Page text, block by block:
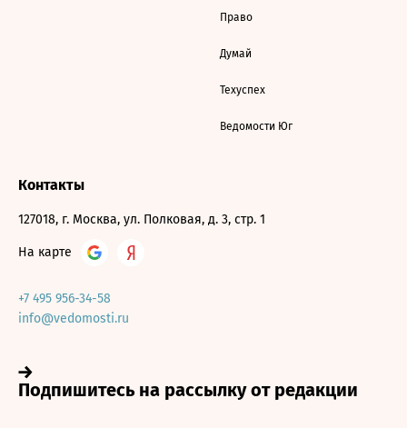
Право
Думай
Техуспех
Ведомости Юг
Контакты
127018, г. Москва, ул. Полковая, д. 3, стр. 1
На карте
+7 495 956-34-58
info@vedomosti.ru